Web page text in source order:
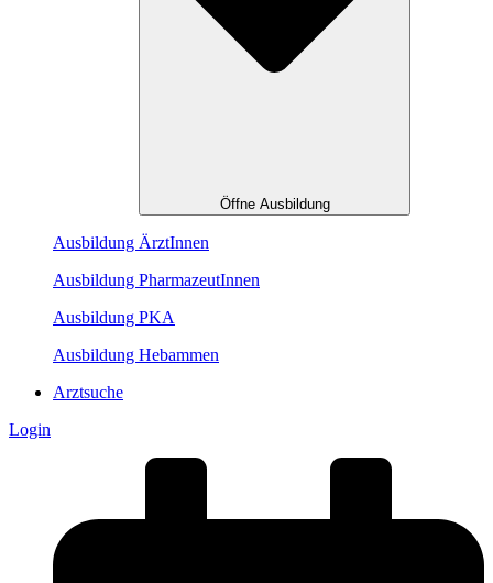
Öffne Ausbildung
Ausbildung ÄrztInnen
Ausbildung PharmazeutInnen
Ausbildung PKA
Ausbildung Hebammen
Arztsuche
Login